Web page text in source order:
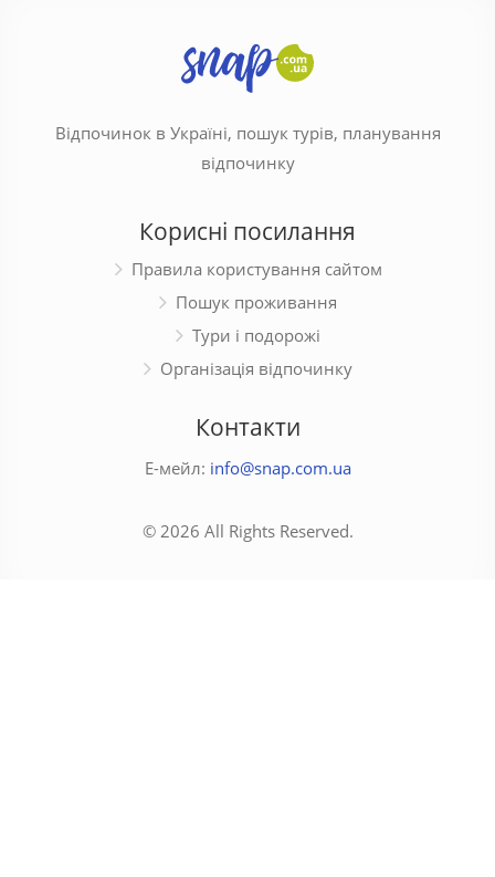
Відпочинок в Україні, пошук турів, планування
відпочинку
Корисні посилання
Правила користування сайтом
Пошук проживання
Тури і подорожі
Організація відпочинку
Контакти
Е-мейл: info@snap.com.ua
© 2026 All Rights Reserved.